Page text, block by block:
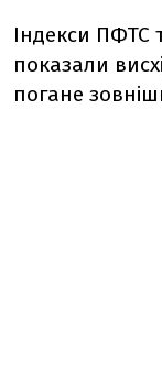
Індекси ПФТС
показали
погане